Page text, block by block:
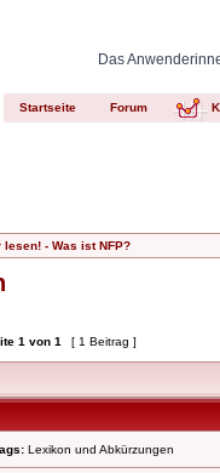
Das
Startseite Forum
- Was ist NFP?
1 von 1 [ 1 Beitrag ]
Lexikon und Abkürzungen